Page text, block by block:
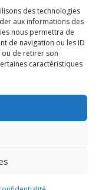
des technologies
aux informations des
nous permettra de
de navigation ou les ID
ou de retirer son
caractéristiques
12H00
Internet